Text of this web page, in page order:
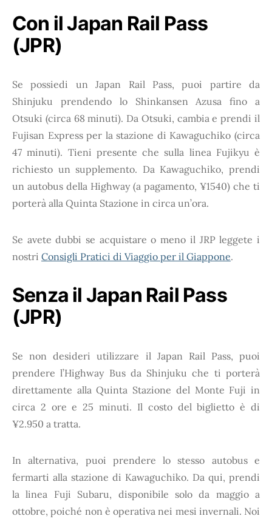
Con il Japan Rail Pass
(JPR)
Se possiedi un Japan Rail Pass, puoi partire da
Shinjuku prendendo lo Shinkansen Azusa fino a
Otsuki (circa 68 minuti). Da Otsuki, cambia e prendi il
Fujisan Express per la stazione di Kawaguchiko (circa
47 minuti). Tieni presente che sulla linea Fujikyu è
richiesto un supplemento. Da Kawaguchiko, prendi
un autobus della Highway (a pagamento, ¥1540) che ti
porterà alla Quinta Stazione in circa un’ora.
Se avete dubbi se acquistare o meno il JRP leggete i
nostri Consigli Pratici di Viaggio per il Giappone.
Senza il Japan Rail Pass
(JPR)
Se non desideri utilizzare il Japan Rail Pass, puoi
prendere l’Highway Bus da Shinjuku che ti porterà
direttamente alla Quinta Stazione del Monte Fuji in
circa 2 ore e 25 minuti. Il costo del biglietto è di
¥2.950 a tratta.
In alternativa, puoi prendere lo stesso autobus e
fermarti alla stazione di Kawaguchiko. Da qui, prendi
la linea Fuji Subaru, disponibile solo da maggio a
ottobre, poiché non è operativa nei mesi invernali. Noi